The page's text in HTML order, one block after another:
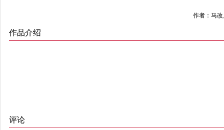
作者：马改
作品介绍
评论